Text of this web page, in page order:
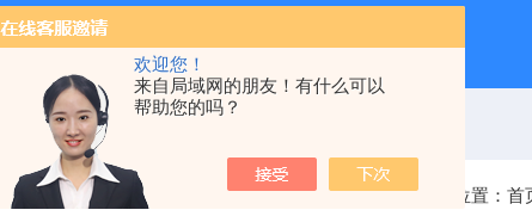
欢迎您！
来自局域网的朋友！有什么可以
帮助您的吗？
化器（保温带盖消化器） *GB/T 50080-2016标准普通
当前位置： 首